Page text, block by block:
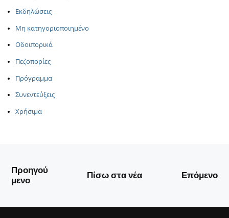
Εκδηλώσεις
Μη κατηγοριοποιημένο
Οδοιπορικά
Πεζοπορίες
Πρόγραμμα
Συνεντεύξεις
Χρήσιμα
Προηγού
μενο
Πίσω στα νέα Επόμενο